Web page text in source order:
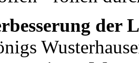
der